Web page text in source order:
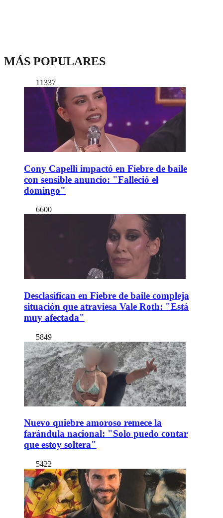
MÁS POPULARES
11337
Cony Capelli impactó en Fiebre de baile
con sensible anuncio: "Falleció el
domingo"
6600
Desclasifican en Fiebre de baile compleja
situación que atraviesa Vale Roth: "Está
muy afectada"
5849
Nuevo quiebre amoroso remece la
farándula nacional: "Solo puedo contar
que estoy soltera"
5422